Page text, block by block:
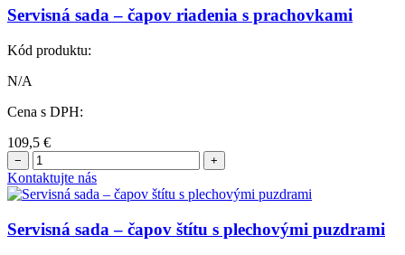
Servisná sada – čapov riadenia s prachovkami
Kód produktu:
N/A
Cena s DPH:
109,5 €
− +
Kontaktujte nás
Servisná sada – čapov štítu s plechovými puzdrami